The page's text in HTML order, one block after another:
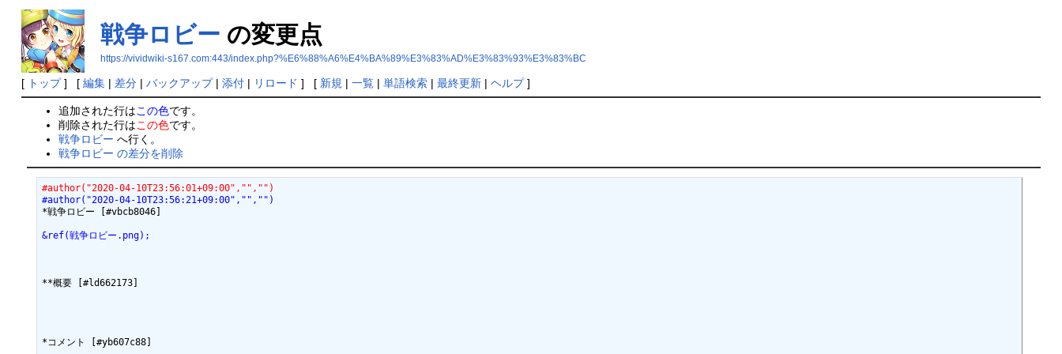
戦争ロビー の変更点
https://vividwiki-s167.com:443/index.php?%E6%88%A6%E4%BA%89%E3%83%AD%E3%83%93%E3%83%BC
[ トップ] [ 編集| 差分| バックアップ| 添付| リロード ] [ 新規 | 一覧| 単語検索| 最終更新| ヘルプ]
追加された行はこの色です。
削除された行はこの色です。
戦争ロビー へ行く。
戦争ロビー の差分を削除
#author("2020-04-10T23:56:01+09:00","","")
#author("2020-04-10T23:56:21+09:00","","")
*戦争ロビー [#vbcb8046]
&ref(戦争ロビー.png);
**概要 [#ld662173]
*コメント [#yb607c88]